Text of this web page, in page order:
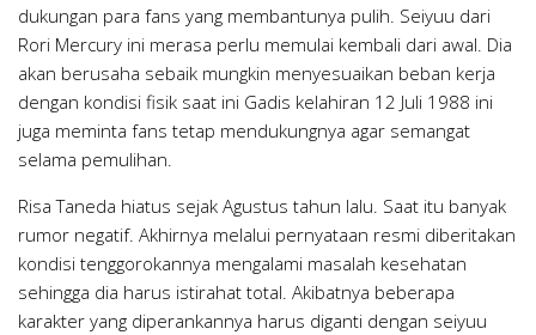
dukungan para fans yang membantunya pulih. Seiyuu dari
Rori Mercury ini merasa perlu memulai kembali dari awal. Dia
akan berusaha sebaik mungkin menyesuaikan beban kerja
dengan kondisi fisik saat ini Gadis kelahiran 12 Juli 1988 ini
juga meminta fans tetap mendukungnya agar semangat
selama pemulihan.
Risa Taneda hiatus sejak Agustus tahun lalu. Saat itu banyak
rumor negatif. Akhirnya melalui pernyataan resmi diberitakan
kondisi tenggorokannya mengalami masalah kesehatan
sehingga dia harus istirahat total. Akibatnya beberapa
karakter yang diperankannya harus diganti dengan seiyuu